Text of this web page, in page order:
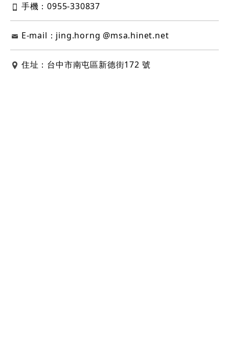
手機：0955-330837
E-mail：jing.horng @msa.hinet.net
住址：台中市南屯區新德街172 號